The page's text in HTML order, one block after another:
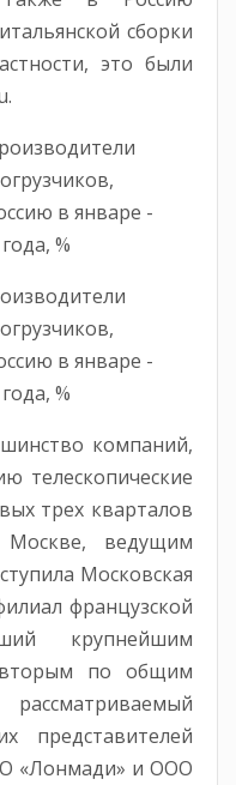
сборки
это были
в январе -
%
компаний,
телескопические
трех кварталов
Москве, ведущим
Московская
французской
крупнейшим
по общим
«Лонмади» и ООО